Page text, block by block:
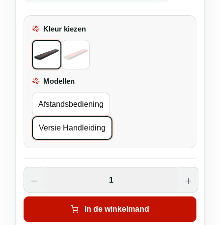
Kleur kiezen
All BlackWit
Select
Modellen
Afstandsbediening
Versie Handleiding
Producthoeveelheid: Voer de gewenste
In de winkelmand